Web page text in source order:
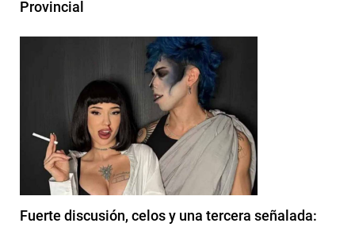
Provincial
Fuerte discusión, celos y una tercera señalada: